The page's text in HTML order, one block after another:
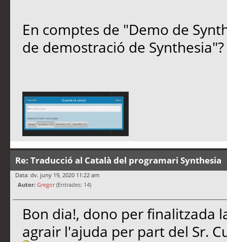
En comptes de "Demo de
de demostració de Synthesia"?
Re: Traducció al Català del programari Synthesia
Data: dv. juny 19, 2020 11:22 am
Autor: Gregor(Entrades: 14)
Bon dia!, dono per finalitzada
agrair l'ajuda per part del Sr.